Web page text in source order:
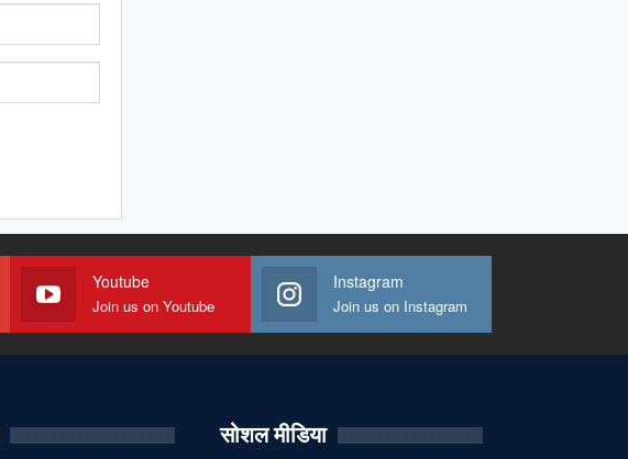
Youtube
Join us on Youtube
Instagram
Join us on Instagram
सोशल मीडिया